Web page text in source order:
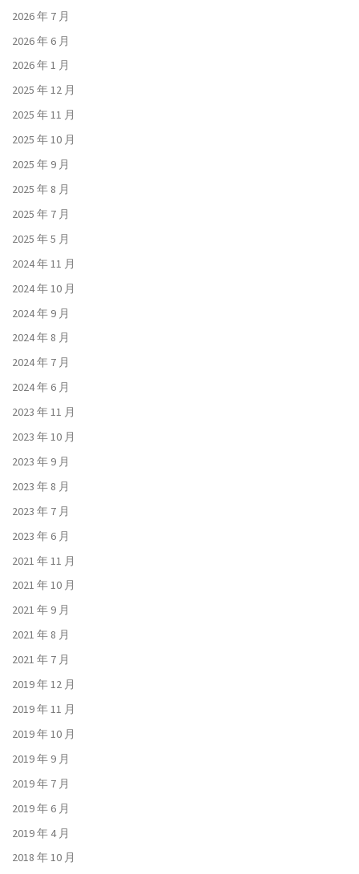
2026 年 7 月
2026 年 6 月
2026 年 1 月
2025 年 12 月
2025 年 11 月
2025 年 10 月
2025 年 9 月
2025 年 8 月
2025 年 7 月
2025 年 5 月
2024 年 11 月
2024 年 10 月
2024 年 9 月
2024 年 8 月
2024 年 7 月
2024 年 6 月
2023 年 11 月
2023 年 10 月
2023 年 9 月
2023 年 8 月
2023 年 7 月
2023 年 6 月
2021 年 11 月
2021 年 10 月
2021 年 9 月
2021 年 8 月
2021 年 7 月
2019 年 12 月
2019 年 11 月
2019 年 10 月
2019 年 9 月
2019 年 7 月
2019 年 6 月
2019 年 4 月
2018 年 10 月